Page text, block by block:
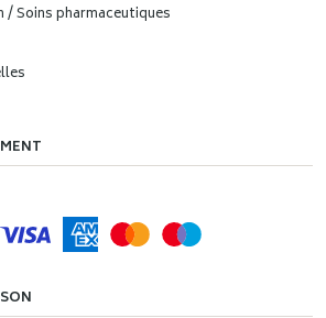
/ Soins pharmaceutiques